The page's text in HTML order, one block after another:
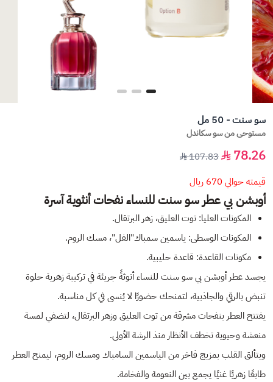
سو سنت - 50 مل
مستوحى من سو سكاندل
78.26
107.83
قيمته حوالي 670 ريال
أوبشن بي عطر سو سنت للنساء نفحات أنثوية آسرة
المكونات العليا: توت العليق، زهر البرتقال.
المكونات الوسطى: ياسمين سمباك"الفل"، مسك الروم.
مكونات القاعدة: قاعدة حليبية.
يجسد عطر أوبشن بي سو سنت للنساء أنوثةً جريئة في تركيبة زهرية حلوة
تنبض بالرقي والجاذبية، لتمنحك حضورًا لا يُنسى في كل مناسبة.
يفتتح العطر بنفحات مشرقة من توت العليق وزهر البرتقال، لتضفي لمسة
منعشة وحيوية تخطف الأنظار منذ الرشة الأولى.
ويتألق القلب بمزيج فاخر من الياسمين السامباك ومسك الروم، ليمنح العطر
طابعًا زهريًا غنيًا يجمع بين النعومة والفخامة.